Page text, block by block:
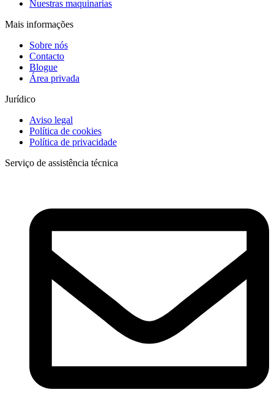
Nuestras maquinarias
Mais informações
Sobre nós
Contacto
Blogue
Área privada
Jurídico
Aviso legal
Política de cookies
Política de privacidade
Serviço de assistência técnica